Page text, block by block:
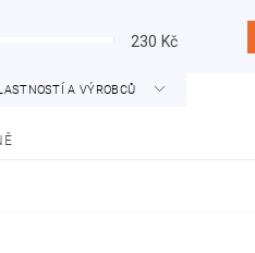
230 Kč
A VÝROBCŮ